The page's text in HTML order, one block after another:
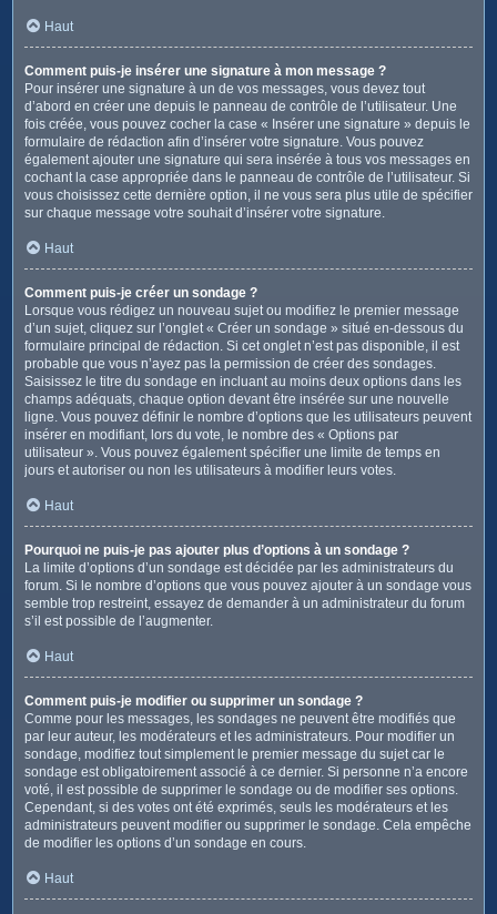
Haut
Comment puis-je insérer une signature à mon message ?
Pour insérer une signature à un de vos messages, vous devez tout
d’abord en créer une depuis le panneau de contrôle de l’utilisateur. Une
fois créée, vous pouvez cocher la case « Insérer une signature » depuis le
formulaire de rédaction afin d’insérer votre signature. Vous pouvez
également ajouter une signature qui sera insérée à tous vos messages en
cochant la case appropriée dans le panneau de contrôle de l’utilisateur. Si
vous choisissez cette dernière option, il ne vous sera plus utile de spécifier
sur chaque message votre souhait d’insérer votre signature.
Haut
Comment puis-je créer un sondage ?
Lorsque vous rédigez un nouveau sujet ou modifiez le premier message
d’un sujet, cliquez sur l’onglet « Créer un sondage » situé en-dessous du
formulaire principal de rédaction. Si cet onglet n’est pas disponible, il est
probable que vous n’ayez pas la permission de créer des sondages.
Saisissez le titre du sondage en incluant au moins deux options dans les
champs adéquats, chaque option devant être insérée sur une nouvelle
ligne. Vous pouvez définir le nombre d’options que les utilisateurs peuvent
insérer en modifiant, lors du vote, le nombre des « Options par
utilisateur ». Vous pouvez également spécifier une limite de temps en
jours et autoriser ou non les utilisateurs à modifier leurs votes.
Haut
Pourquoi ne puis-je pas ajouter plus d’options à un sondage ?
La limite d’options d’un sondage est décidée par les administrateurs du
forum. Si le nombre d’options que vous pouvez ajouter à un sondage vous
semble trop restreint, essayez de demander à un administrateur du forum
s’il est possible de l’augmenter.
Haut
Comment puis-je modifier ou supprimer un sondage ?
Comme pour les messages, les sondages ne peuvent être modifiés que
par leur auteur, les modérateurs et les administrateurs. Pour modifier un
sondage, modifiez tout simplement le premier message du sujet car le
sondage est obligatoirement associé à ce dernier. Si personne n’a encore
voté, il est possible de supprimer le sondage ou de modifier ses options.
Cependant, si des votes ont été exprimés, seuls les modérateurs et les
administrateurs peuvent modifier ou supprimer le sondage. Cela empêche
de modifier les options d’un sondage en cours.
Haut